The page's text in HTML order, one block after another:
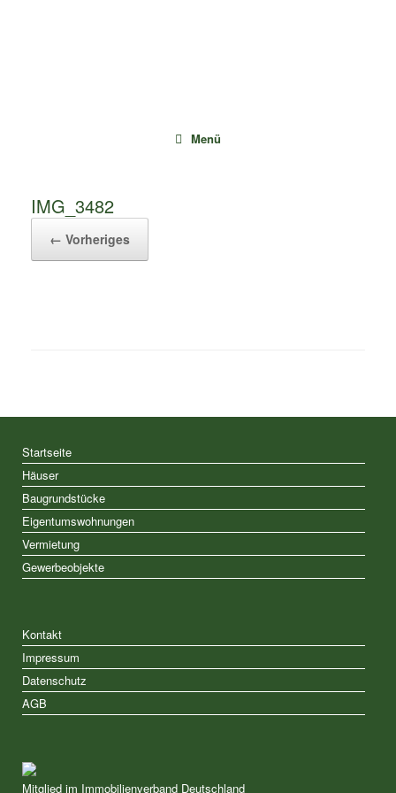
Menü
IMG_3482
← Vorheriges
Startseite
Häuser
Baugrundstücke
Eigentumswohnungen
Vermietung
Gewerbeobjekte
Kontakt
Impressum
Datenschutz
AGB
Mitglied im Immobilienverband Deutschland